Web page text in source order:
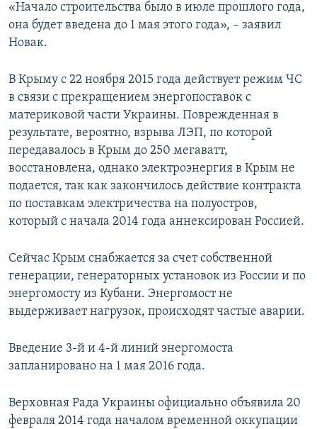
«Начало строительства было в июле прошлого года,
она будет введена до 1 мая этого года», – заявил
Новак.
В Крыму с 22 ноября 2015 года действует режим ЧС
в связи с прекращением энергопоставок с
материковой части Украины. Поврежденная в
результате, вероятно, взрыва ЛЭП, по которой
передавалось в Крым до 250 мегаватт,
восстановлена, однако электроэнергия в Крым не
подается, так как закончилось действие контракта
по поставкам электричества на полуостров,
который с начала 2014 года аннексирован Россией.
Сейчас Крым снабжается за счет собственной
генерации, генераторных установок из России и по
энергомосту из Кубани. Энергомост не
выдерживает нагрузок, происходят частые аварии.
Введение 3-й и 4-й линий энергомоста
запланировано на 1 мая 2016 года.
Верховная Рада Украины официально объявила 20
февраля 2014 года началом временной оккупации